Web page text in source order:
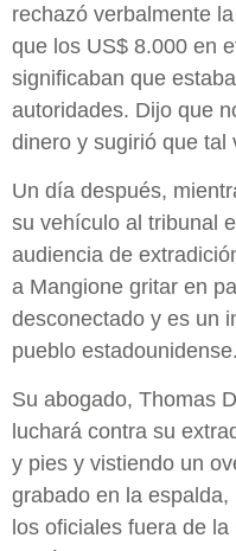
rechazó verbalmente
que los US$ 8.000 en
significaban que
autoridades. Dijo que
dinero y sugirió que tal
Un día después,
su vehículo al tribunal
audiencia de
a Mangione gritar en
desconectado y es un
pueblo
Su abogado, Thomas
luchará contra su
y pies y vistiendo un
grabado en la
los oficiales fuera de